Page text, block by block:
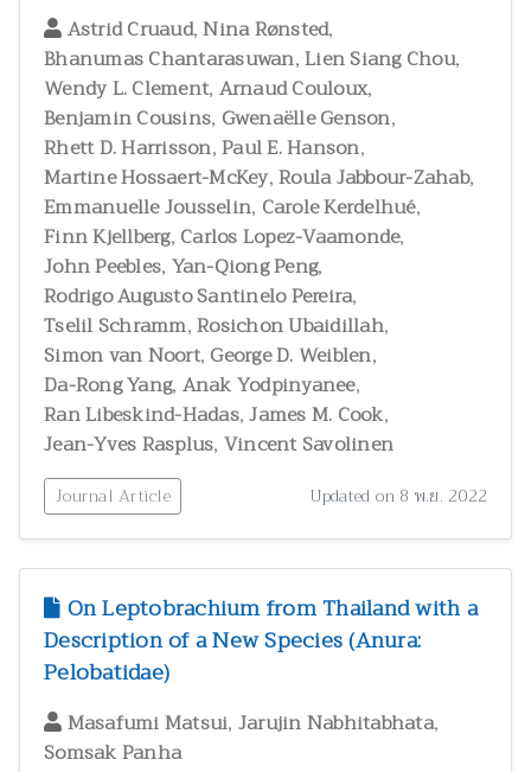
Astrid Cruaud,Nina Rønsted,
Bhanumas Chantarasuwan,Lien Siang Chou,
Wendy L. Clement, Arnaud Couloux,
Benjamin Cousins, Gwenaëlle Genson,
Rhett D. Harrisson,Paul E. Hanson,
Martine Hossaert-McKey,Roula Jabbour-Zahab,
Emmanuelle Jousselin, Carole Kerdelhué,
Finn Kjellberg, Carlos Lopez-Vaamonde,
John Peebles, Yan-Qiong Peng,
Rodrigo Augusto Santinelo Pereira,
Tselil Schramm,Rosichon Ubaidillah,
Simon van Noort, George D. Weiblen,
Da-Rong Yang, Anak Yodpinyanee,
Ran Libeskind-Hadas,James M. Cook,
Jean-Yves Rasplus, Vincent Savolinen
Journal Article Updated on 8 พ.ย. 2022
On Leptobrachium from Thailand with a
Description of a New Species (Anura:
Pelobatidae)
Masafumi Matsui, Jarujin Nabhitabhata,
Somsak Panha
อาหารและโภชนาการมนุษย์